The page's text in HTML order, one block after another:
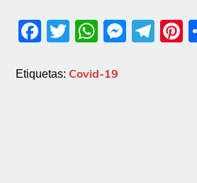
Facebook
Twitter
Etiquetas: Covid-19